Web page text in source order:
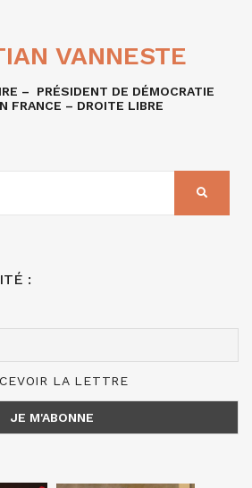
VANNESTE
– PRÉSIDENT DE DÉMOCRATIE
FRANCE – DROITE LIBRE
:
LA LETTRE